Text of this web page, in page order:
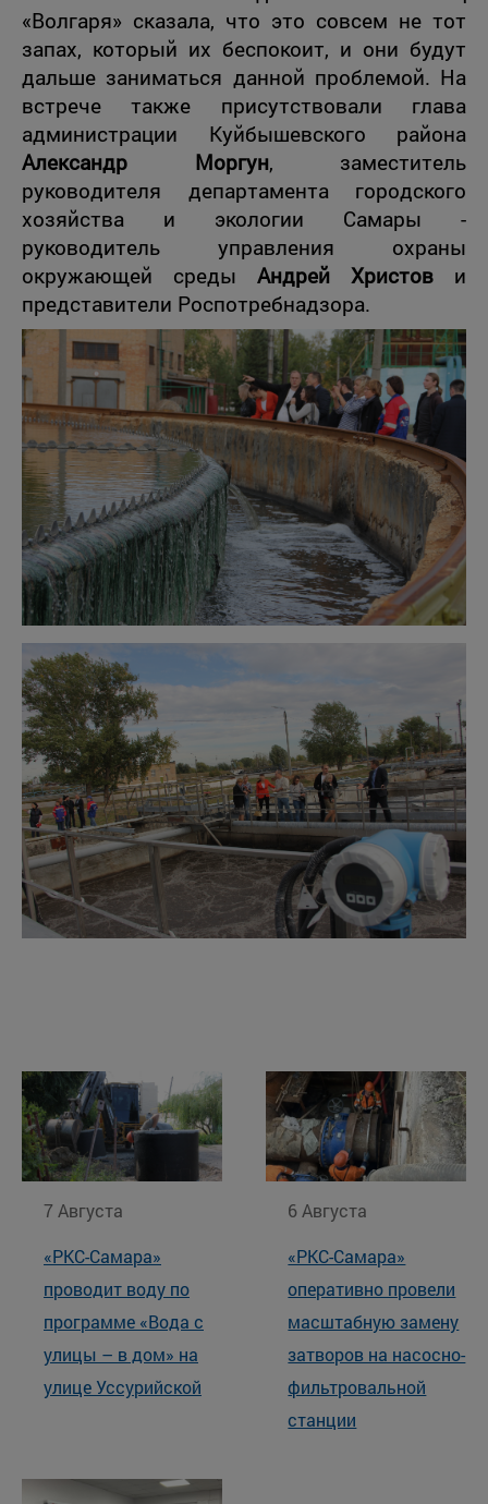
«Волгаря» сказала, что это совсем не тот
запах, который их беспокоит, и они будут
дальше заниматься данной проблемой. На
встрече также присутствовали глава
администрации Куйбышевского района
Александр Моргун, заместитель
руководителя департамента городского
хозяйства и экологии Самары -
руководитель управления охраны
окружающей среды Андрей Христов и
представители Роспотребнадзора.
7 Августа
«РКС-Самара»
проводит воду по
программе «Вода с
улицы – в дом» на
улице Уссурийской
6 Августа
«РКС-Самара»
оперативно провели
масштабную замену
затворов на насосно-
фильтровальной
станции